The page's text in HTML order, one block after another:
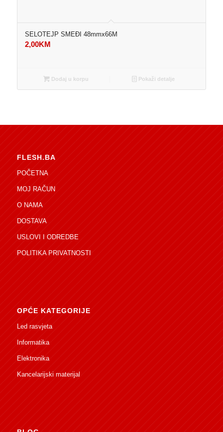
SELOTEJP SMEĐI 48mmx66M
2,00KM
Dodaj u korpu Pokaži detalje
FLESH.BA
POČETNA
MOJ RAČUN
O NAMA
DOSTAVA
USLOVI I ODREDBE
POLITIKA PRIVATNOSTI
OPĆE KATEGORIJE
Led rasvjeta
Informatika
Elektronika
Kancelarijski materijal